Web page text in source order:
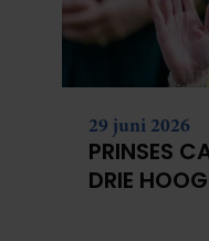
29 juni 2026
PRINSES
DRIE